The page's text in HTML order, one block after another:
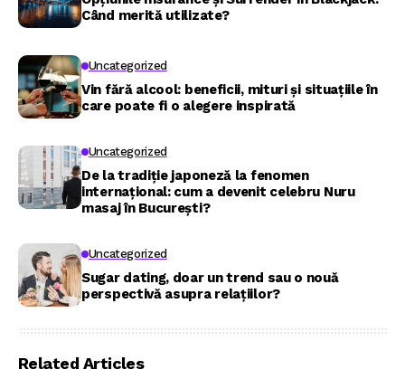
Când merită utilizate?
Uncategorized
Vin fără alcool: beneficii, mituri și situațiile în
care poate fi o alegere inspirată
Uncategorized
De la tradiție japoneză la fenomen
internațional: cum a devenit celebru Nuru
masaj în București?
Uncategorized
Sugar dating, doar un trend sau o nouă
perspectivă asupra relațiilor?
Related Articles